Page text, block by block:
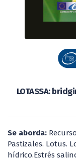
LOTASSA:
Se aborda:
Pastizales. Lotus.
hídrico.Estrés